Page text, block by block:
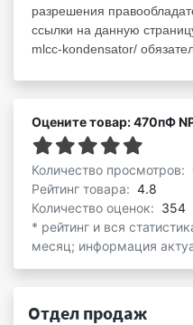
разрешения
ссылки на данную
mlcc-kondensator/
Оцените товар: 470пФ
Количество просмотров:
Рейтинг товара: 4.8
Количество оценок: 354
* рейтинг и вся
месяц; информация
Отдел продаж